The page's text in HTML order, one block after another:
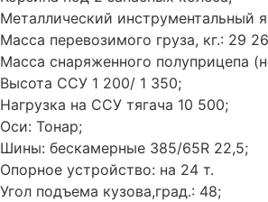
Металлический инструментальный
Масса перевозимого груза, кг.: 29
Масса снаряженного полуприцепа
Высота ССУ 1 200/ 1 350;
Нагрузка на ССУ тягача 10 500;
Оси: Тонар;
Шины: бескамерные 385/65R 22,5;
Опорное устройство: на 24 т.
Угол подъема кузова,град.: 48;